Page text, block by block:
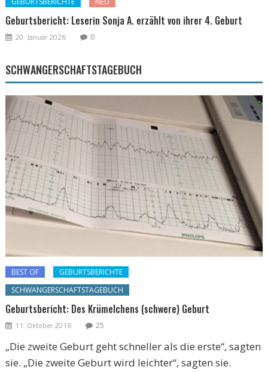
Geburtsbericht: Leserin Sonja A. erzählt von ihrer 4. Geburt
20. Januar 2026 0
SCHWANGERSCHAFTSTAGEBUCH
BEST OF
GEBURTSBERICHTE
SCHWANGERSCHAFTSTAGEBUCH
Geburtsbericht: Des Krümelchens (schwere) Geburt
11. Oktober 2016 25
„Die zweite Geburt geht schneller als die erste“, sagten
sie. „Die zweite Geburt wird leichter“, sagten sie.